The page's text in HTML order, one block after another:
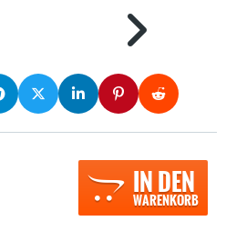
IN DEN
WARENKORB